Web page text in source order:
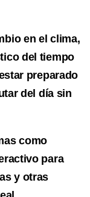
en el clima,
del tiempo
preparado
del día sin
como
para
y otras